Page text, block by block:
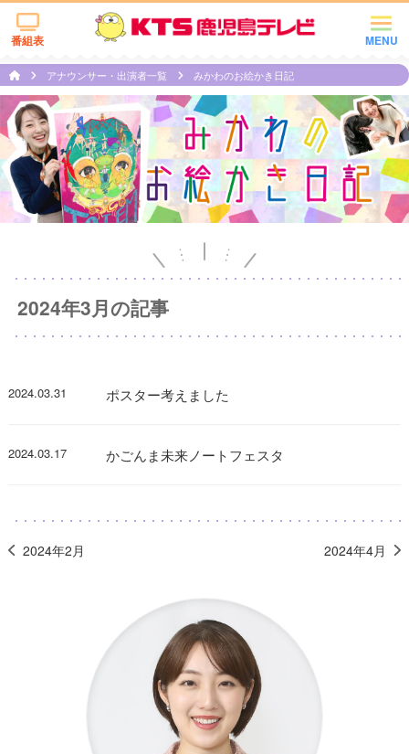
MENU
番組表
アナウンサー・出演者一覧 みかわのお絵かき日記
2024年3月の記事
2024.03.31 ポスター考えました
2024.03.17 かごんま未来ノートフェスタ
2024年2月 2024年4月